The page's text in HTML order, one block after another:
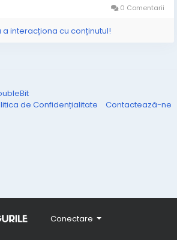
Conectare
0 Comentarii
interacționa cu conținutul!
de Confidențialitate Contactează-ne